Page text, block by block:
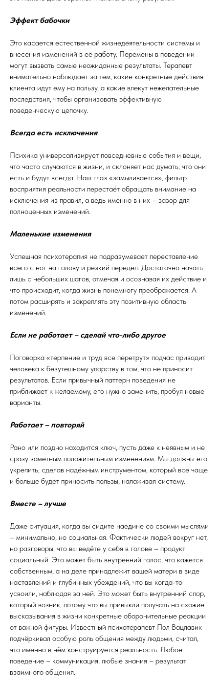
Эффект бабочки
Это касается естественной жизнедеятельности системы и
внесения изменений в её работу. Перемены в поведении
могут вызвать самые неожиданные результаты. Терапевт
внимательно наблюдает за тем, какие конкретные действия
клиента идут ему на пользу, а какие влекут нежелательные
последствия, чтобы организовать эффективную
поведенческую цепочку.
Всегда есть исключения
Психика универсализирует повседневные события и вещи,
что часто случаются в жизни, и склоняет нас думать, что они
есть и будут всегда. Наш глаз «замыливается», фильтр
восприятия реальности перестаёт обращать внимание на
исключения из правил, а ведь именно в них – зазор для
полноценных изменений.
Маленькие изменения
Успешная психотерапия не подразумевает переставление
всего с ног на голову и резкий передел. Достаточно начать
лишь с небольших шагов, отмечая и осознавая их действие и
что происходит, когда жизнь понемногу преображается. А
потом расширять и закреплять эту позитивную область
изменений.
Если не работает – сделай что-либо другое
Поговорка «терпение и труд все перетрут» подчас приводит
человека к безутешному упорству в том, что не приносит
результатов. Если привычный паттерн поведения не
приближает к желаемому, его нужно заменить, пробуя новые
варианты.
Работает – повторяй
Рано или поздно находится ключ, пусть даже к неявным и не
сразу заметным положительным изменениям. Мы должны его
укрепить, сделав надёжным инструментом, который все чаще
и больше будет приносить пользы, налаживая систему.
Вместе – лучше
Даже ситуация, когда вы сидите наедине со своими мыслями
– минимально, но социальная. Фактически людей вокруг нет,
но разговоры, что вы ведёте у себя в голове – продукт
социальный. Это может быть внутренний голос, что кажется
собственным, а на деле принадлежит вашей матери в виде
наставлений и глубинных убеждений, что вы когда-то
усвоили, наблюдая за ней. Это может быть внутренний спор,
который возник, потому что вы привыкли получать на схожие
высказывания в жизни конкретные оборонительные реакции
от важной фигуры. Известный психотерапевт Пол Вацлавик
подчёркивал особую роль общения между людьми, считал,
что именно в нём конструируется реальность. Любое
поведение – коммуникация, любые знания – результат
взаимного общения.